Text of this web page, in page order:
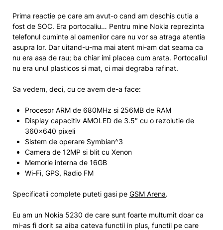
Prima reactie pe care am avut-o cand am deschis cutia a
fost de SOC. Era portocaliu… Pentru mine Nokia reprezinta
telefonul cuminte al oamenilor care nu vor sa atraga atentia
asupra lor. Dar uitand-u-ma mai atent mi-am dat seama ca
nu era asa de rau; ba chiar imi placea cum arata. Portocaliul
nu era unul plasticos si mat, ci mai degraba rafinat.
Sa vedem, deci, cu ce avem de-a face:
Procesor ARM de 680MHz si 256MB de RAM
Display capacitiv AMOLED de 3.5″ cu o rezolutie de
360×640 pixeli
Sistem de operare Symbian^3
Camera de 12MP si blit cu Xenon
Memorie interna de 16GB
Wi-Fi, GPS, Radio FM
Specificatii complete puteti gasi pe GSM Arena.
Eu am un Nokia 5230 de care sunt foarte multumit doar ca
mi-as fi dorit sa aiba cateva functii in plus, functii pe care